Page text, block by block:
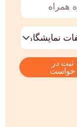
ثبت در
خواست